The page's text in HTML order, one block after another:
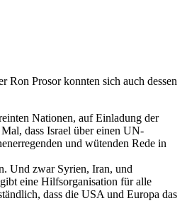
Ron Prosor konnten sich auch dessen
Nationen, auf Einladung der
dass Israel über einen UN-
und wütenden Rede in
Und zwar Syrien, Iran, und
eine Hilfsorganisation für alle
dass die USA und Europa das